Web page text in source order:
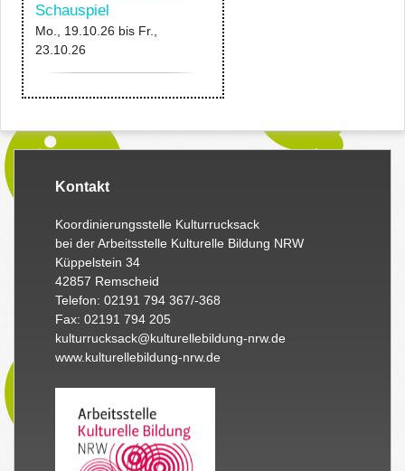
Schauspiel
Mo., 19.10.26 bis Fr.,
23.10.26
Kontakt
Koordinierungsstelle Kulturrucksack
bei der Arbeitsstelle Kulturelle Bildung NRW
Küppelstein 34
42857 Remscheid
Telefon: 02191 794 367/-368
Fax: 02191 794 205
kulturrucksack@kulturellebildung-nrw.de
www.kulturellebildung-nrw.de